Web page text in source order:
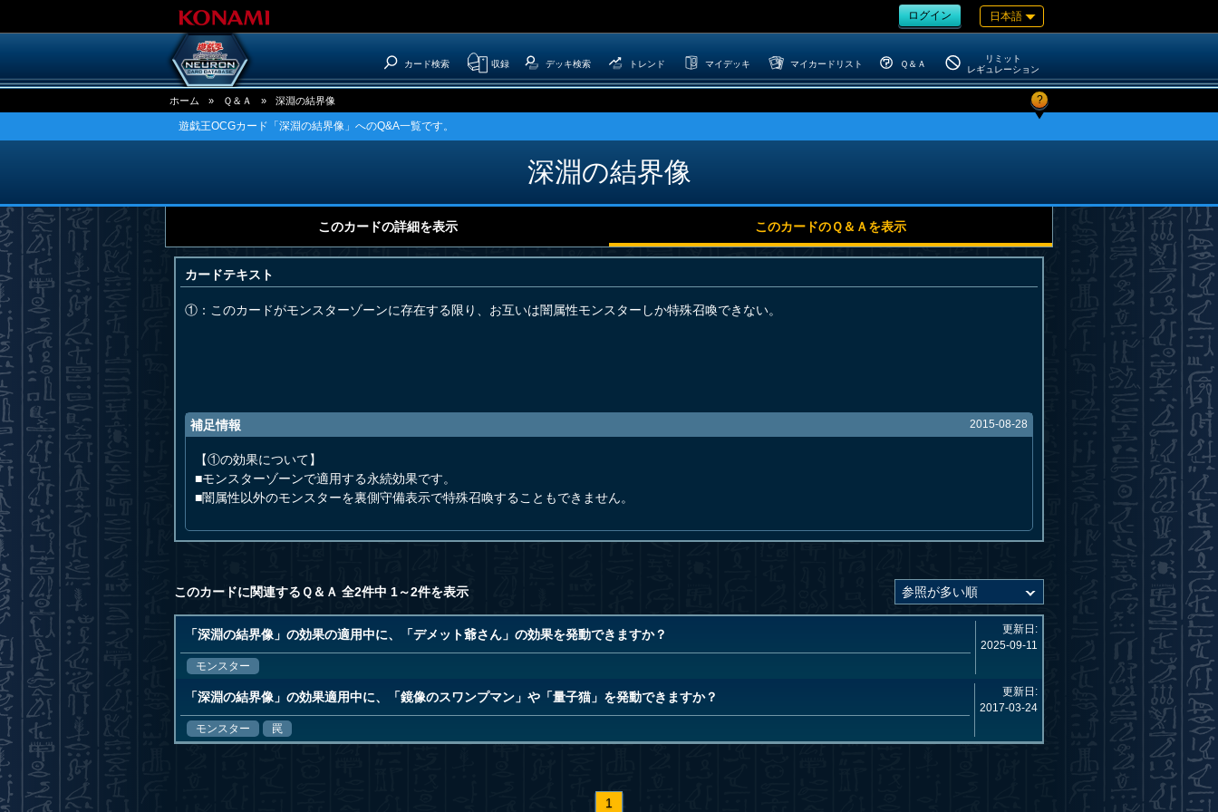
ログイン 日本語
カード検索 収録 デッキ検索 トレンド マイデッキ マイカードリスト Ｑ＆Ａ
リミット
レギュレーション
ホーム » Ｑ＆Ａ » 深淵の結界像 ?
遊戯王OCGカード「深淵の結界像」へのQ&A一覧です。
深淵の結界像
このカードの詳細を表示 このカードのＱ＆Ａを表示
カードテキスト
①：このカードがモンスターゾーンに存在する限り、お互いは闇属性モンスターしか特殊召喚できない。
補足情報 2015-08-28
【①の効果について】
■モンスターゾーンで適用する永続効果です。
■闇属性以外のモンスターを裏側守備表示で特殊召喚することもできません。
このカードに関連するＱ＆Ａ 全2件中 1～2件を表示
「深淵の結界像」の効果の適用中に、「デメット爺さん」の効果を発動できますか？
モンスター
更新日:
2025-09-11
「深淵の結界像」の効果適用中に、「鏡像のスワンプマン」や「量子猫」を発動できますか？
モンスター 罠
更新日:
2017-03-24
1